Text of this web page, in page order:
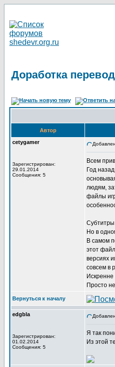
Доработка
Автор
cetygamer
Зарегистрирован:
29.01.2014
Сообщения: 5
Всем
Год
людям,
файлы
Субтитры
Но в
В самом
этот
версиях
совсем в
Просто
Вернуться к началу
edgbla
Зарегистрирован:
01.02.2014
Сообщения: 5
Я так
Из этой